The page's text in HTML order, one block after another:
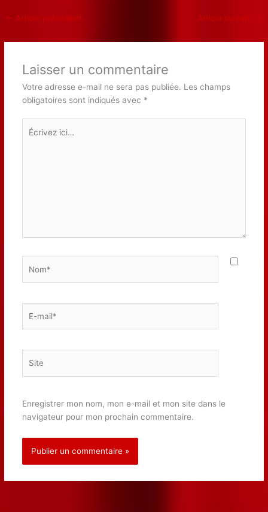
← Article précédent Article suivant
Laisser un commentaire
Votre adresse e-mail ne sera pas publiée. Les champs
obligatoires sont indiqués avec *
Écrivez
ici…
mail*
Enregistrer mon nom, mon e-mail et mon site dans le
navigateur pour mon prochain commentaire.